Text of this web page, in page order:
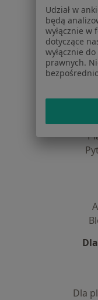
Dla
Udział w
będą
wyłącznie w
dotyczące
wyłącznie
prawnych.